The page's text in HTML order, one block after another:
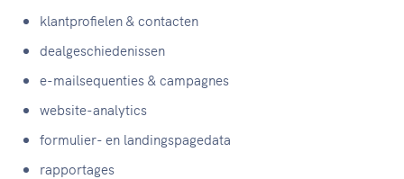
klantprofielen & contacten
dealgeschiedenissen
e-mailsequenties & campagnes
website-analytics
formulier- en landingspagedata
rapportages